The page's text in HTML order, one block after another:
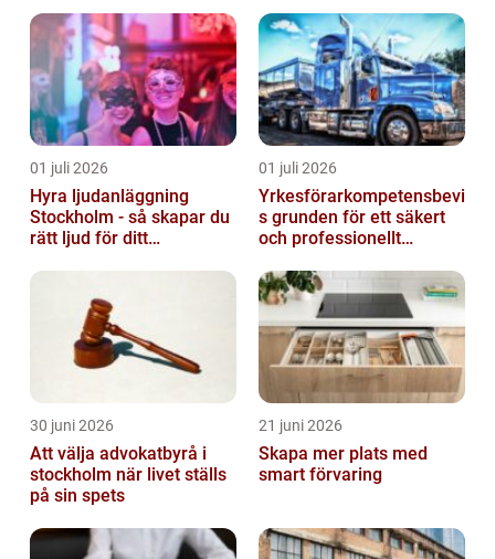
01 juli 2026
Hyra ljudanläggning
Stockholm - så skapar du
rätt ljud för ditt
01 juli 2026
Yrkesförarkompetensbevi
s grunden för ett säkert
och professionellt
30 juni 2026
Att välja advokatbyrå i
stockholm när livet ställs
på sin spets
21 juni 2026
Skapa mer plats med
smart förvaring